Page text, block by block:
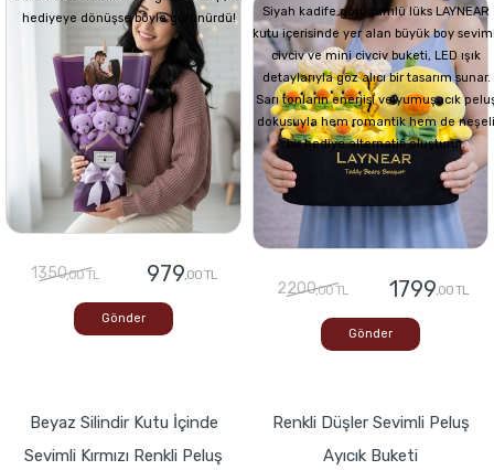
hediyeye dönüşse böyle görünürdü!
1350,00 TL 979,00 TL
Gönder
Siyah kadife görünümlü lüks LAYNEAR
kutu içerisinde yer alan büyük boy
civciv ve mini civciv buketi, LED ışık
detaylarıyla göz alıcı bir tasarım sunar.
Sarı tonların enerjisi ve yumuşacık
dokusuyla hem romantik hem de neşeli
bir hediye alternatifi oluşturur.
2200,00 TL 1799,00 TL
Gönder
Beyaz Silindir Kutu İçinde
Sevimli Kırmızı Renkli Peluş
Renkli Düşler Sevimli Peluş
Ayıcık Buketi